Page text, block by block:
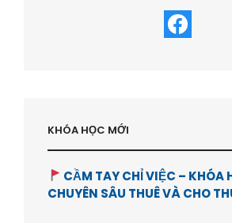
KHÓA HỌC MỚI
CẦM TAY CHỈ VIỆC – KHÓA
CHUYÊN SÂU THUÊ VÀ CHO